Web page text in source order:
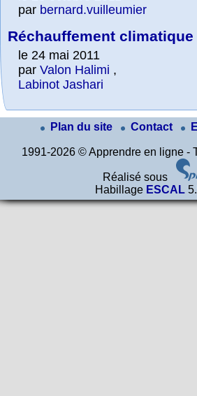
par bernard.vuilleumier
Réchauffement climatique
le 24 mai 2011
par Valon Halimi ,
Labinot Jashari
Plan du site Contact
1991-2026 © Apprendre en ligne -
Réalisé sous
Habillage ESCAL